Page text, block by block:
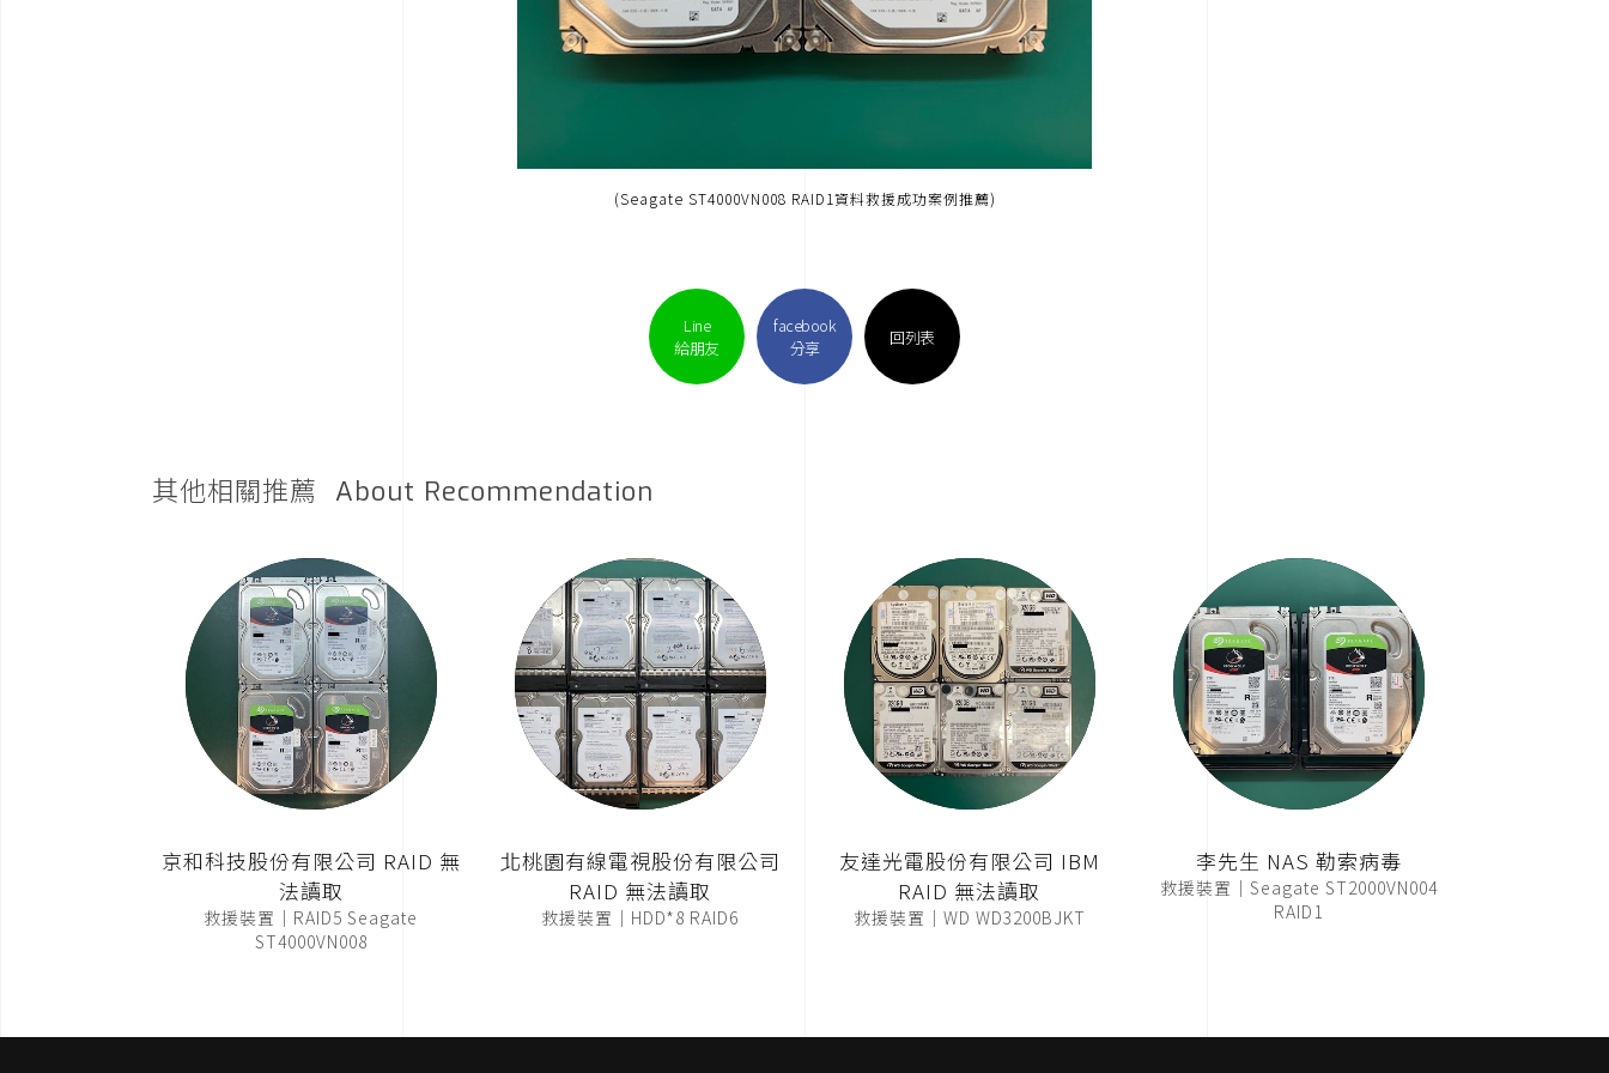
(Seagate ST4000VN008 RAID1資料救援成功案例推薦)
Line
給朋友
facebook
分享
回列表
其他相關推薦 About Recommendation
京和科技股份有限公司 RAID 無
法讀取
救援裝置｜RAID5 Seagate
ST4000VN008
北桃園有線電視股份有限公司
RAID 無法讀取
救援裝置｜HDD*8 RAID6
友達光電股份有限公司 IBM
RAID 無法讀取
救援裝置｜WD WD3200BJKT
李先生 NAS 勒索病毒
救援裝置｜Seagate ST2000VN004
RAID1